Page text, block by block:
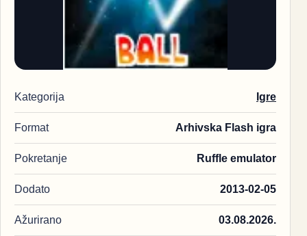
Kategorija Igre
Format Arhivska Flash igra
Pokretanje Ruffle emulator
Dodato 2013-02-05
Ažurirano 03.08.2026.